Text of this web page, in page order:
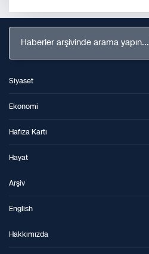
Haberler arşivinde arama yapın...
Siyaset
Ekonomi
Hafıza Kartı
Hayat
Arşiv
English
Hakkımızda